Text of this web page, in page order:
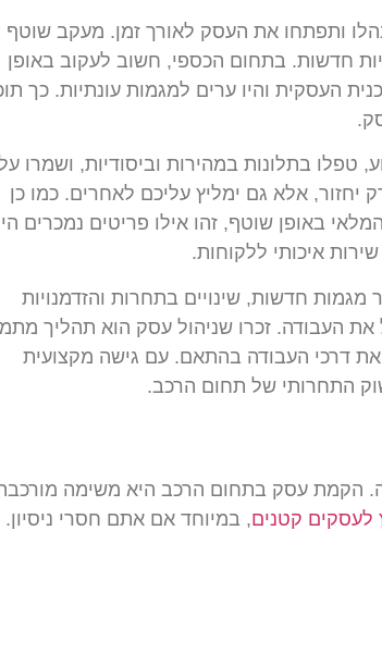
ותפתחו את העסק לאורך זמן. מעקב שוטף
חדשות. בתחום הכספי, חשוב לעקוב באופן
העסקית והיו ערים למגמות עונתיות. כך
בתלונות במהירות וביסודיות, ושמרו
אלא גם ימליץ עליכם לאחרים. כמו כן
באופן שוטף, זהו אילו פריטים נמכרים
איכותי ללקוחות.
חדשות, שינויים בתחרות והזדמנויות
את העבודה. זכרו שניהול עסק הוא תהליך
דרכי העבודה בהתאם. עם גישה מקצועית
התחרותי של תחום הרכב.
הקמת עסק בתחום הרכב היא משימה
לעסקים קטנים, במיוחד אם אתם חסרי ניסיון.